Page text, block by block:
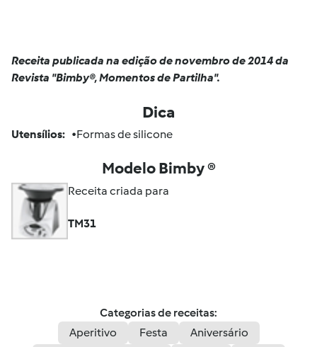
Receita publicada na edição de novembro de 2014 da
Revista "Bimby®, Momentos de Partilha".
Dica
Utensílios: •Formas de silicone
Modelo Bimby ®
Receita criada para
TM31
Categorias de receitas:
Aperitivo
Festa
Aniversário